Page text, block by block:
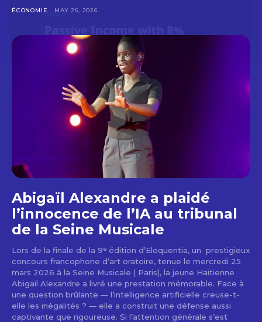
ÉCONOMIE MAY 26, 2026
Abigaïl Alexandre a plaidé
l’innocence de l’IA au tribunal
de la Seine Musicale
Lors de la finale de la 9ᵉ édition d’Eloquentia, un prestigieux
concours francophone d’art oratoire, tenue le mercredi 25
mars 2026 à la Seine Musicale ( Paris), la jeune Haïtienne
Abigaïl Alexandre a livré une prestation mémorable. Face à
une question brûlante — l’intelligence artificielle creuse-t-
elle les inégalités ? — elle a construit une défense aussi
captivante que rigoureuse. Si l’attention générale s’est